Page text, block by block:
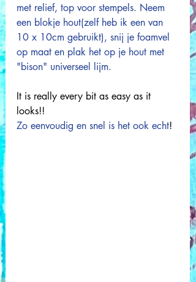
met relief, top voor stempels. Neem
een blokje hout(zelf heb ik een van
10 x 10cm gebruikt), snij je foamvel
op maat en plak het op je hout met
"bison" universeel lijm.
It is really every bit as easy as it
looks!!
Zo eenvoudig en snel is het ook echt!